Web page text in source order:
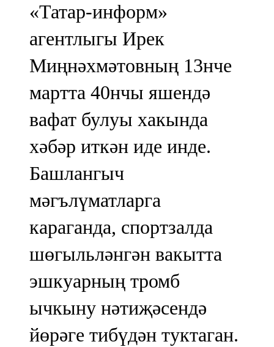
«Татар-информ»
агентлыгы Ирек
Миңнәхмәтовның 13нче
мартта 40нчы яшендә
вафат булуы хакында
хәбәр иткән иде инде.
Башлангыч
мәгълүматларга
караганда, спортзалда
шөгыльләнгән вакытта
эшкуарның тромб
ычкыну нәтиҗәсендә
йөрәге тибүдән туктаган.